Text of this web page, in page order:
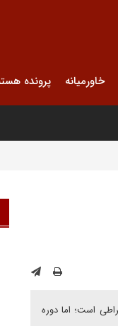
خاورمیانه پرونده
است؛ اما دوره